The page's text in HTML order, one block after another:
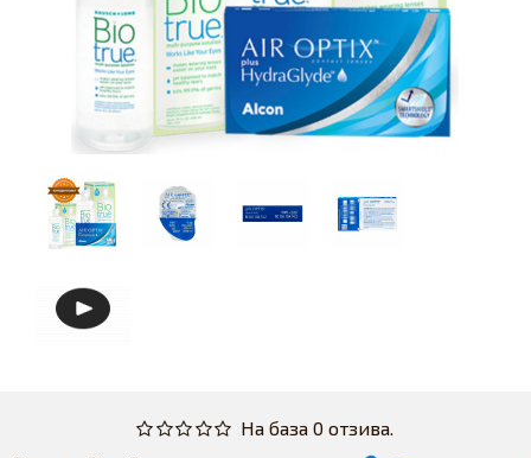
На база 0 отзива.